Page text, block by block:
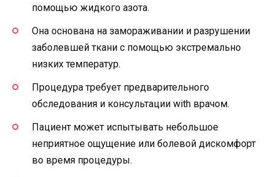
помощью жидкого азота.
Она основана на замораживании и разрушении
заболевшей ткани с помощью экстремально
низких температур.
Процедура требует предварительного
обследования и консультации with врачом.
Пациент может испытывать небольшое
неприятное ощущение или болевой дискомфорт
во время процедуры.